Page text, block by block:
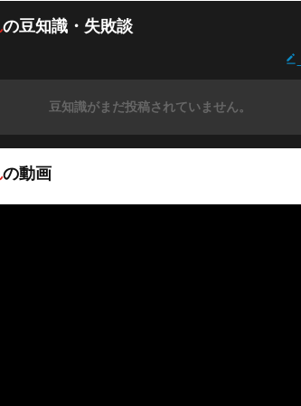
の豆知識・失敗談
豆知識がまだ投稿されていません。
の動画